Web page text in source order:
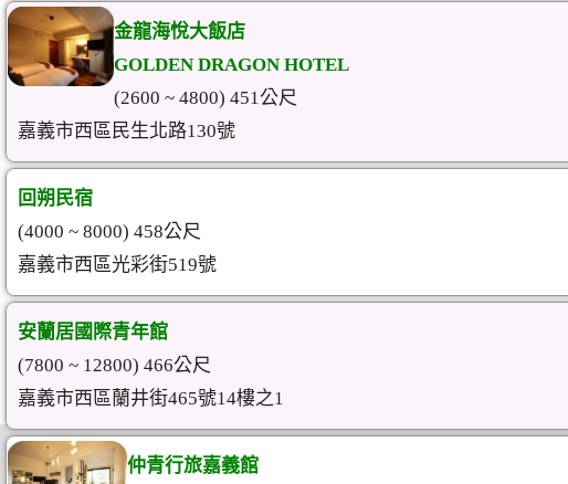
金龍海悅大飯店
GOLDEN DRAGON HOTEL
(2600 ~ 4800) 451公尺
嘉義市西區民生北路130號
回朔民宿
(4000 ~ 8000) 458公尺
嘉義市西區光彩街519號
安蘭居國際青年館
(7800 ~ 12800) 466公尺
嘉義市西區蘭井街465號14樓之1
仲青行旅嘉義館